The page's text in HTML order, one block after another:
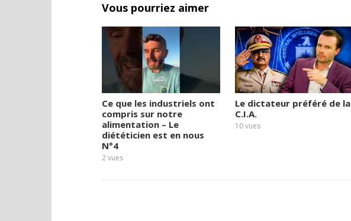
Vous pourriez aimer
Ce que les industriels ont
compris sur notre
alimentation – Le
diététicien est en nous
N°4
2vues
Le dictateur préféré de la
C.I.A.
10vues